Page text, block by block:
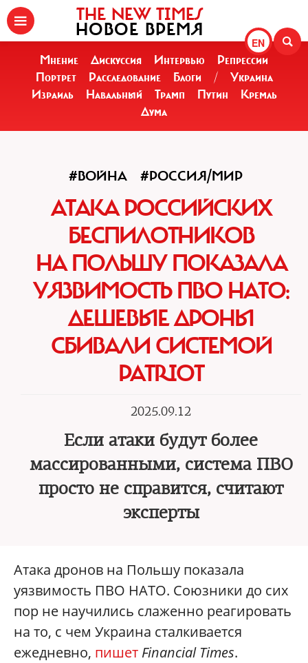
EN
THE NEW TIMES
НОВОЕ ВРЕМЯ
Мнение Дискуссия Интервью
Репрессии
Портрет
Расследование Блоги /
Украина
Израиль
Навальный Трамп Путин
Кремль
Дума
#ВОЙНА #РОССИЯ/МИР
АТАКА РОССИЙСКИХ
БЕСПИЛОТНИКОВ
НА ПОЛЬШУ ПОКАЗАЛА
УЯЗВИМОСТЬ ПВО НАТО:
ДЕШЕВЫЕ ДРОНЫ
СБИВАЛИ СИСТЕМОЙ
PATRIOT
2025.09.12
Если атаки будут более
массированными, система ПВО
просто не справится, считают
эксперты
Атака дронов на Польшу показала
уязвимость ПВО НАТО. Союзники до сих
пор не научились слаженно реагировать
на то, с чем Украина сталкивается
ежедневно, пишет Financial Times.